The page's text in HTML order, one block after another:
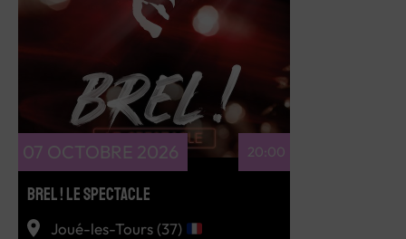
RÉSERVEZ
07 OCTOBRE 2026 20:00
BREL ! LE SPECTACLE
Joué-les-Tours (37)